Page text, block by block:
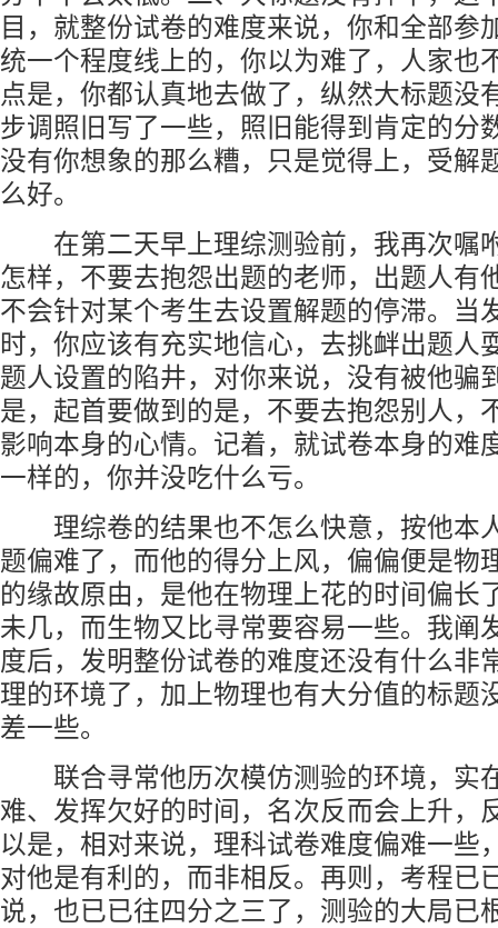
目，就整份试卷的难度来说，你和全部参
统一个程度线上的，你以为难了，人家也
点是，你都认真地去做了，纵然大标题没
步调照旧写了一些，照旧能得到肯定的分
没有你想象的那么糟，只是觉得上，受解
么好。
在第二天早上理综测验前，我再次嘱
怎样，不要去抱怨出题的老师，出题人有
不会针对某个考生去设置解题的停滞。当
时，你应该有充实地信心，去挑衅出题人
题人设置的陷井，对你来说，没有被他骗
是，起首要做到的是，不要去抱怨别人，
影响本身的心情。记着，就试卷本身的难
一样的，你并没吃什么亏。
理综卷的结果也不怎么快意，按他本
题偏难了，而他的得分上风，偏偏便是物
的缘故原由，是他在物理上花的时间偏长
未几，而生物又比寻常要容易一些。我阐
度后，发明整份试卷的难度还没有什么非
理的环境了，加上物理也有大分值的标题
差一些。
联合寻常他历次模仿测验的环境，实
难、发挥欠好的时间，名次反而会上升，
以是，相对来说，理科试卷难度偏难一些
对他是有利的，而非相反。再则，考程已
说，也已已往四分之三了，测验的大局已